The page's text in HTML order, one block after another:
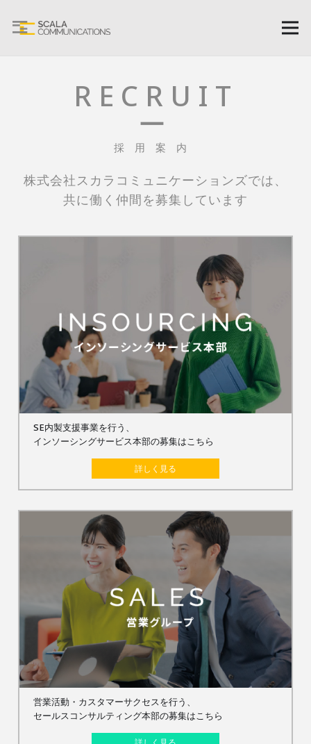
RECRUIT
ー
採用案内
株式会社スカラコミュニケーションズでは、
共に働く仲間を募集しています
SE内製支援事業を行う、
インソーシングサービス本部の募集はこちら
詳しく見る
営業活動・カスタマーサクセスを行う、
セールスコンサルティング本部の募集はこちら